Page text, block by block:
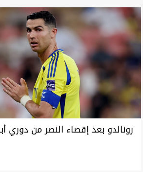
رونالدو بعد إقصاء النصر من دوري